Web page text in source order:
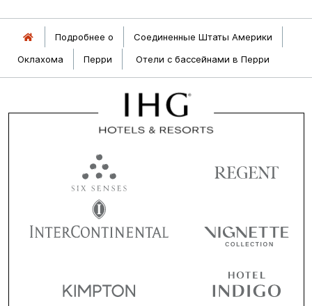
Подробнее о
Соединенные Штаты Америки
Оклахома
Перри Отели с бассейнами в Перри